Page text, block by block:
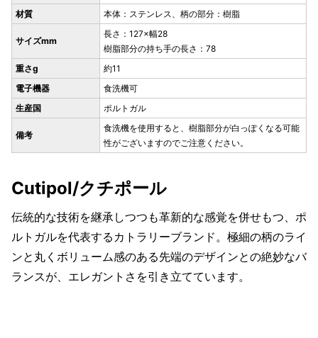
材質
本体：ステンレス、柄の部分：樹脂
サイズmm
長さ：127×幅28
樹脂部分の持ち手の長さ：78
重さg
約11
電子機器
食洗機可
生産国
ポルトガル
備考
食洗機を使用すると、樹脂部分が白っぽくなる可能
性がございますのでご注意ください。
Cutipol/クチポール
伝統的な技術を継承しつつも革新的な感覚を併せもつ、ポ
ルトガルを代表するカトラリーブランド。極細の柄のライ
ンと丸くボリューム感のある先端のデザインとの絶妙なバ
ランスが、エレガントさを引き立てています。